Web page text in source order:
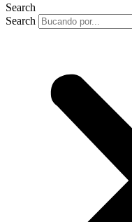
Search
Search